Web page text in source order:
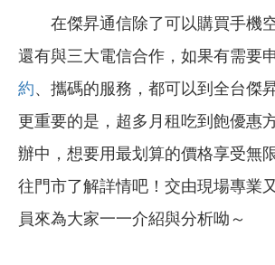
在傑昇通信除了可以購買手機
還有與三大電信合作，如果有需要
約、攜碼的服務，都可以到全台傑
更重要的是，超多月租吃到飽優惠
辦中，想要用最划算的價格享受無
往門市了解詳情吧！ 交由現場專業
員來為大家一一介紹與分析呦～